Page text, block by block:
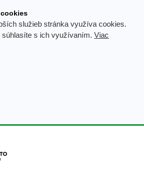
služieb stránka využíva cookies.
s ich využívaním. Viac